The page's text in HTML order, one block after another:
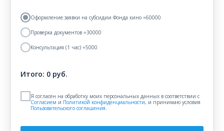
Оформление заявки на субсидии Фонда кино =60000
Проверка документов =30000
Консультация (1 час) =5000
Итого: 0 руб.
Я согласен на обработку моих персональных данных в соответствии c
Согласием и Политикой конфиденциальности, и принимаю условия
Пользовательского соглашения